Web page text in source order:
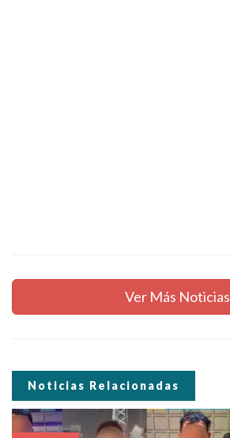
Ver Más Noticias
Noticias Relacionadas